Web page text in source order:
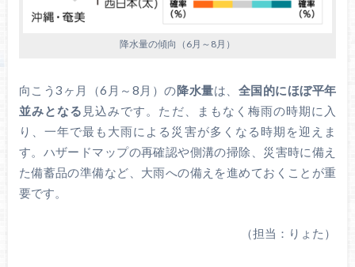
降水量の傾向（6月～8月）
向こう3ヶ月（6月～8月）の降水量は、 全国的にほぼ平年
並みとなる 見込みです。ただ、まもなく梅雨の時期に入
り、一年で最も大雨による災害が多くなる時期を迎えま
す。ハザードマップの再確認や側溝の掃除、災害時に備え
た備蓄品の準備など、大雨への備えを進めておくことが重
要です。
（担当：りょた）